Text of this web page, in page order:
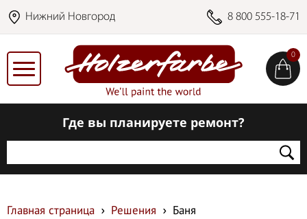
Нижний Новгород 8 800 555-18-71
0
Где вы планируете ремонт?
Главная страница Решения Баня